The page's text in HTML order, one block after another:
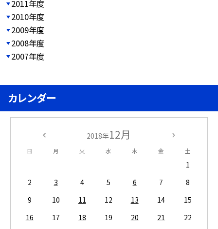
2011年度
2010年度
2009年度
2008年度
2007年度
カレンダー
2018年12月
日 月 火 水 木 金 土
1
2
3 4 5 6 7
8
9
10 11 12 13 14
15
16
17 18 19 20 21
22